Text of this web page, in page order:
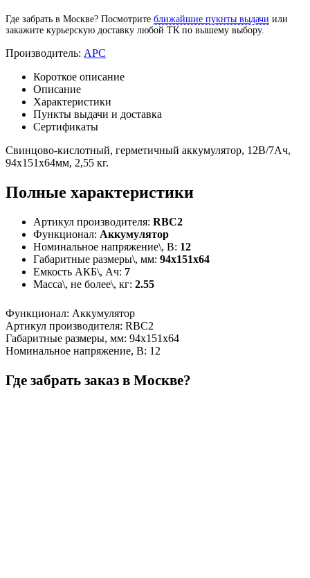
Где забрать в Москве? Посмотрите ближайшие пукнты выдачи или
закажите курьерскую доставку любой ТК по вышему выбору.
Производитель: APC
Короткое описание
Описание
Характеристики
Пункты выдачи и доставка
Сертификаты
Свинцово-кислотный, герметичный аккумулятор, 12В/7Ач,
94x151x64мм, 2,55 кг.
Полные характеристики
Артикул производителя: RBC2
Функционал: Аккумулятор
Номинальное напряжение\, В: 12
Габаритные размеры\, мм: 94х151х64
Емкость АКБ\, Ач: 7
Масса\, не более\, кг: 2.55
Функционал: Аккумулятор
Артикул производителя: RBC2
Габаритные размеры, мм: 94х151х64
Номинальное напряжение, В: 12
Где забрать заказ в Москве?